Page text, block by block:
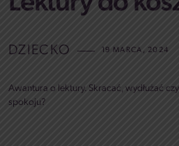
DZIECKO 19 MARCA, 2024
Awantura o lektury. Skracać, wydłużać
spokoju?